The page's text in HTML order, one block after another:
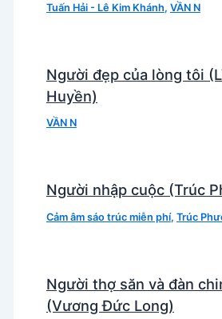
Tuấn Hải - Lê Kim Khánh, VẦN N
Người đẹp của lòng tôi
Huyền)
VẦN N
Người nhập cuộc (Trúc
Cảm âm sáo trúc miễn phí, Trúc
Người thợ săn và đàn
(Vương Đức Long)